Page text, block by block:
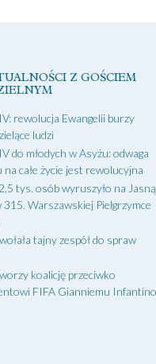
Z GOŚCIEM
rewolucja Ewangelii burzy
ludzi
do młodych w Asyżu: odwaga
całe życie jest rewolucyjna
tys. osób wyruszyło na Jasną
315. Warszawskiej Pielgrzymce
tajny zespół do spraw
koalicję przeciwko
FIFA Gianniemu Infantino